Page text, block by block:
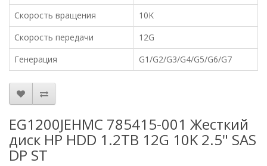
Скорость вращения
10K
Скорость передачи
12G
Генерация
G1/G2/G3/G4/G5/G6/G7
EG1200JEHMC 785415-001 Жесткий
диск HP HDD 1.2TB 12G 10K 2.5" SAS
DP ST